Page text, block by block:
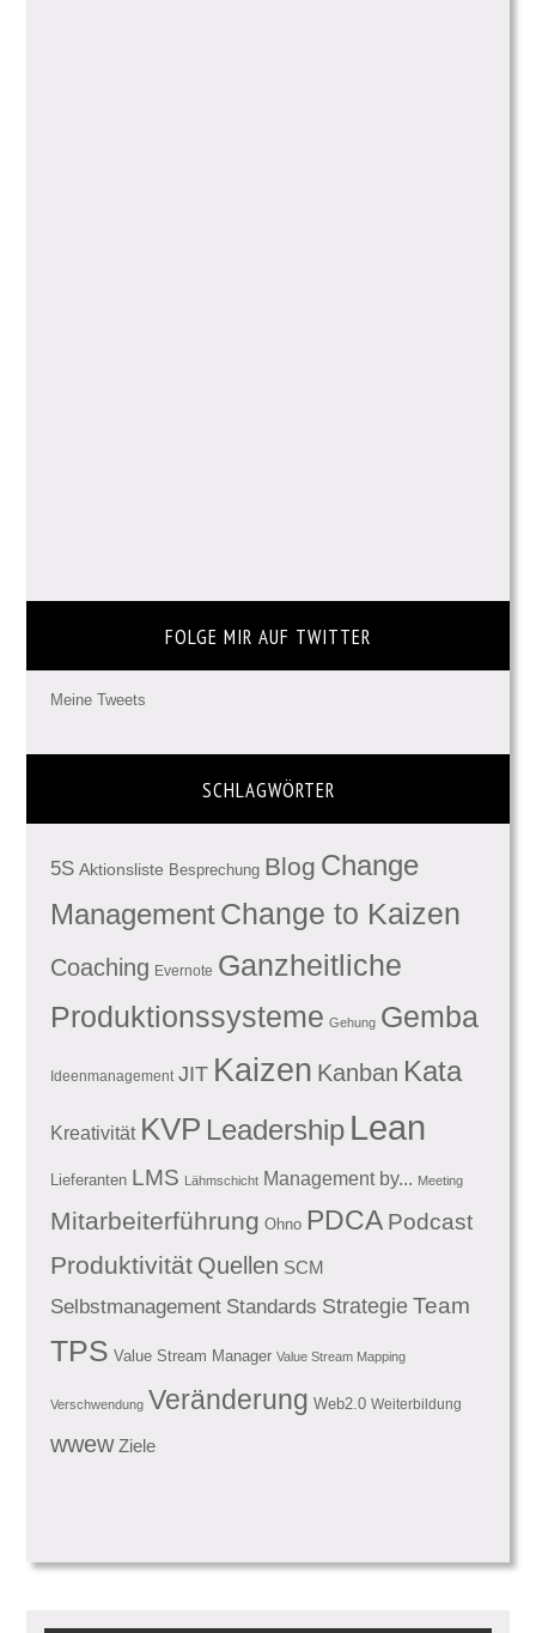
FOLGE MIR AUF TWITTER
Meine Tweets
SCHLAGWÖRTER
5S Aktionsliste Besprechung Blog Change
ManagementChange to Kaizen
Coaching Evernote Ganzheitliche
Produktionssysteme Gehung Gemba
Ideenmanagement JIT Kaizen Kanban Kata
Kreativität KVP Leadership Lean
Lieferanten LMS Lähmschicht Management by... Meeting
Mitarbeiterführung Ohno PDCA Podcast
Produktivität Quellen SCM
Selbstmanagement Standards Strategie Team
TPS Value Stream Manager Value Stream Mapping
Verschwendung Veränderung Web2.0 Weiterbildung
wwew Ziele